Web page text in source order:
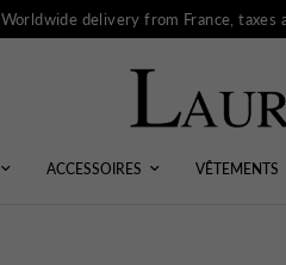
Worldwide delivery from France,
ACCESSOIRES VÊTEMENTS